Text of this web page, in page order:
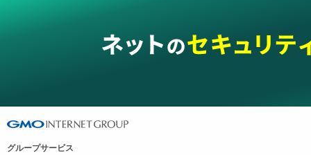
グループサービス